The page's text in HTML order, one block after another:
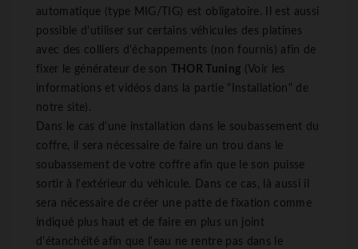
automatique (type MIG/TIG) est obligatoire. Il est aussi
possible d'utiliser sur certains véhicules des platines
avec des colliers d'échappements (non fournis) afin de
fixer le générateur de son
THOR Tuning (Voir les
informations et vidéos dans la partie "Installation" de
notre site).
Dans le cas d'une installation dans le soubassement du
coffre, il sera nécessaire de faire un trou dans le
soubassement de votre coffre afin que le son puisse
sortir à l'extérieur du véhicule. Dans ce cas, là aussi il
sera nécessaire de créer une patte de fixation comme
indiqué plus haut et de faire en plus un joint
d'étanchéité afin que l'eau ne rentre pas dans le